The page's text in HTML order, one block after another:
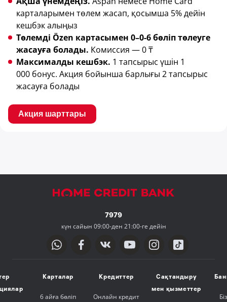
карталарымен төлем жасап, қосымша 5% дейін
кешбэк алыңыз
Төлемді Özen картасымен 0–0-6 бөліп төлеуге
жасауға болады. Комиссия — 0 ₸
Максималды кешбэк. 1 тапсырыс үшін 1
000 бонус. Акция бойынша барлығы 2 тапсырыс
жасауға болады
Акция шарттары
7979
күн сайын 09:00-ден 21:00-ге дейін
Карталар
6 айға бөліп
Кредиттер
Онлайн кредит
Сақтандыру
мен қызметтер